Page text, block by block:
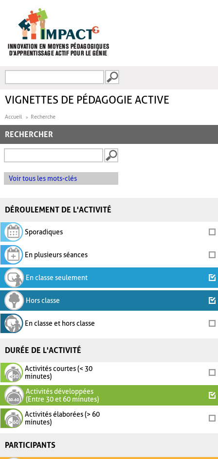
FORMULAIRE DE
VIGNETTES DE PÉDAGOGIE ACTIVE
Accueil Recherche
RECHERCHER
Voir tous les mots-clés
DÉROULEMENT DE L'ACTIVITÉ
Sporadiques
En plusieurs séances
En classe seulement
Hors classe
En classe et hors classe
DURÉE DE L'ACTIVITÉ
Activités courtes (< 30
minutes)
Activités développées
(Entre 30 et 60 minutes)
Activités élaborées (> 60
minutes)
PARTICIPANTS